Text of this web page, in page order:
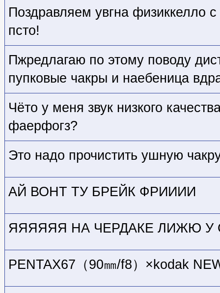
Поздравляем увгна физиккелло
псто!
Пжредлагаю по этому поводу
пупковые чакры и наебеница
Чёто у меня звук низкого
фаерфогз?
Это надо прочистить ушную
АЙ ВОНТ ТУ БРЕЙК ФРИИИИ
ЯЯЯЯЯЯ НА ЧЕРДАКЕ ЛИЖЮ У
PENTAX67（90㎜/f8）×kodak